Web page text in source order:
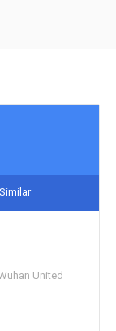
Similar
United